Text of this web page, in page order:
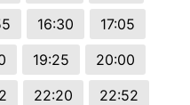
16:30
17:05
19:25
20:00
22:20
22:52